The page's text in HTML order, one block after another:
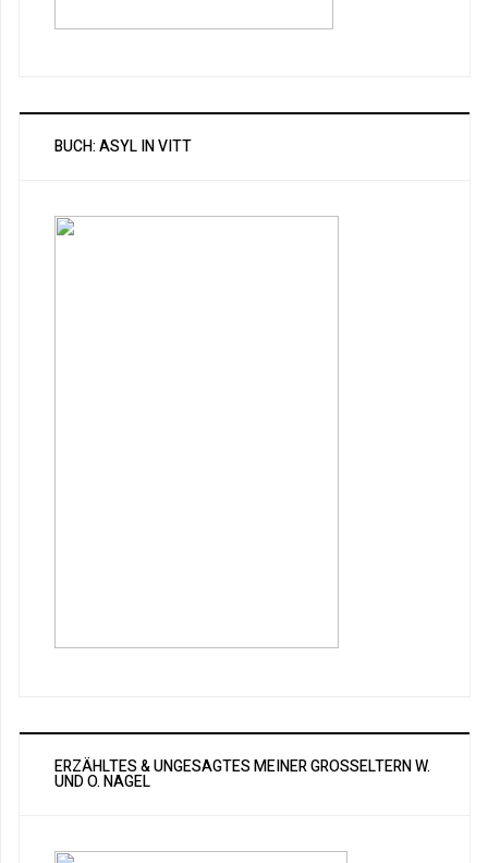
BUCH: ASYL IN VITT
ERZÄHLTES & UNGESAGTES MEINER GROSSELTERN W. U
ND O. NAGEL